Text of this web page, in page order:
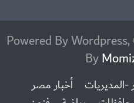
2014 Powered By
By
-المديريات
أخبار مصر